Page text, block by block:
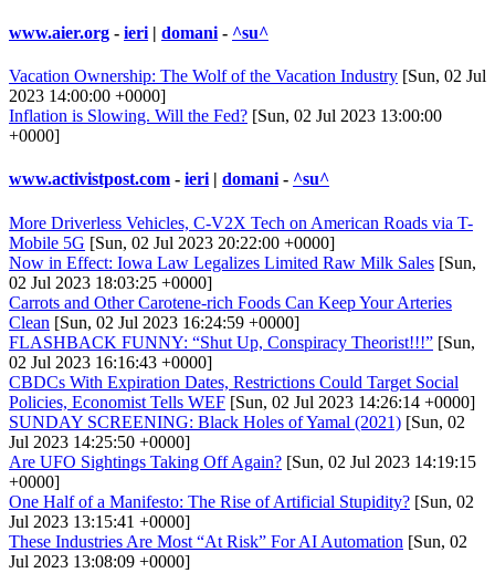
www.aier.org - ieri | domani - ^su^
Vacation Ownership: The Wolf of the Vacation Industry [Sun, 02 Jul
2023 14:00:00 +0000]
Inflation is Slowing. Will the Fed? [Sun, 02 Jul 2023 13:00:00
+0000]
www.activistpost.com - ieri | domani - ^su^
More Driverless Vehicles, C-V2X Tech on American Roads via T-
Mobile 5G [Sun, 02 Jul 2023 20:22:00 +0000]
Now in Effect: Iowa Law Legalizes Limited Raw Milk Sales [Sun,
02 Jul 2023 18:03:25 +0000]
Carrots and Other Carotene-rich Foods Can Keep Your Arteries
Clean [Sun, 02 Jul 2023 16:24:59 +0000]
FLASHBACK FUNNY: “Shut Up, Conspiracy Theorist!!!” [Sun,
02 Jul 2023 16:16:43 +0000]
CBDCs With Expiration Dates, Restrictions Could Target Social
Policies, Economist Tells WEF [Sun, 02 Jul 2023 14:26:14 +0000]
SUNDAY SCREENING: Black Holes of Yamal (2021) [Sun, 02
Jul 2023 14:25:50 +0000]
Are UFO Sightings Taking Off Again? [Sun, 02 Jul 2023 14:19:15
+0000]
One Half of a Manifesto: The Rise of Artificial Stupidity? [Sun, 02
Jul 2023 13:15:41 +0000]
These Industries Are Most “At Risk” For AI Automation [Sun, 02
Jul 2023 13:08:09 +0000]